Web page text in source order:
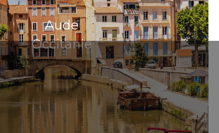
Aude
Occitanie